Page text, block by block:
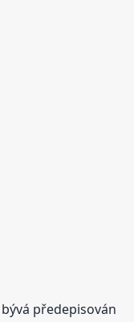
předepisován